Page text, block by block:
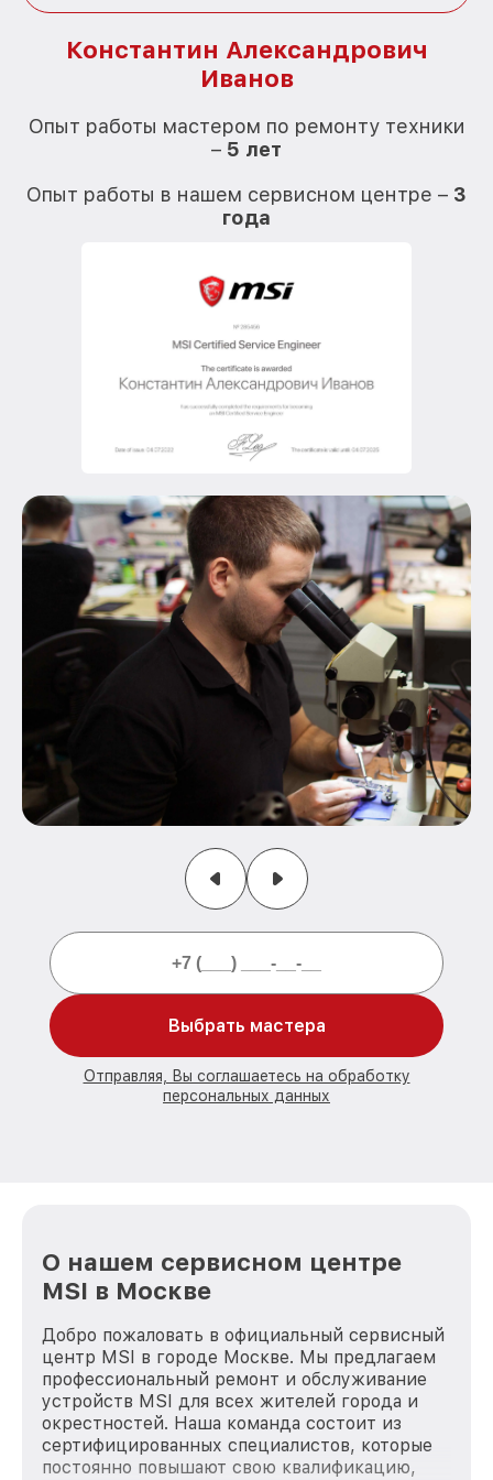
Константин Александрович
Иванов
Опыт работы мастером по ремонту техники
– 5 лет
Опыт работы в нашем сервисном центре – 3
года
Выбрать мастера
Отправляя, Вы соглашаетесь на обработку
персональных данных
О нашем сервисном центре
MSI в Москве
Добро пожаловать в официальный сервисный
центр MSI в городе Москве. Мы предлагаем
профессиональный ремонт и обслуживание
устройств MSI для всех жителей города и
окрестностей. Наша команда состоит из
сертифицированных специалистов, которые
постоянно повышают свою квалификацию,